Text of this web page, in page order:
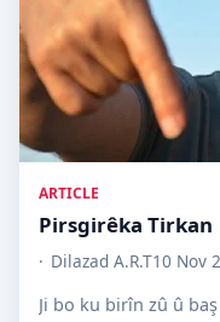
ARTICLE
Pirsgirêka Tirkan
Dilazad A.R.T10 Nov
Ji bo ku birîn zû û